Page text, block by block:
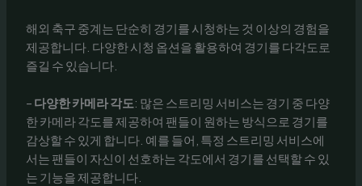
해외 축구 중계는 단순히 경기를 시청하는 것 이상의 경험을
제공합니다. 다양한 시청 옵션을 활용하여 경기를 다각도로
즐길 수 있습니다.
– 다양한 카메라 각도 : 많은 스트리밍 서비스는 경기 중 다양
한 카메라 각도를 제공하여 팬들이 원하는 방식으로 경기를
감상할 수 있게 합니다. 예를 들어, 특정 스트리밍 서비스에
서는 팬들이 자신이 선호하는 각도에서 경기를 선택할 수 있
는 기능을 제공합니다.